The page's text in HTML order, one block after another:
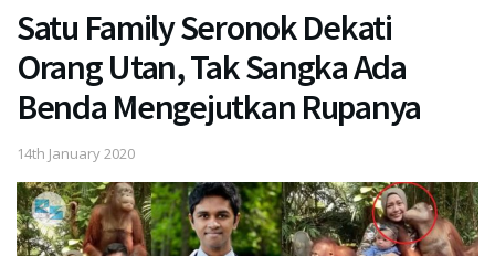
Satu Family Seronok Dekati
Orang Utan, Tak Sangka Ada
Benda Mengejutkan Rupanya
14th January 2020